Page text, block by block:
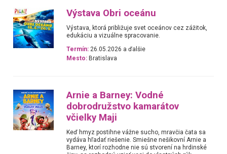
Výstava Obri oceánu
Výstava, ktorá približuje svet oceánov cez zážitok,
edukáciu a vizuálne spracovanie.
Termín: 26.05.2026 a ďalšie
Mesto: Bratislava
Arnie a Barney: Vodné
dobrodružstvo kamarátov
včielky Maji
Keď hmyz postihne vážne sucho, mravčia čata sa
vydáva hľadať riešenie. Smiešne nešikovní Arnie a
Barney, ktorí rozhodne nie sú stvorení na hrdinské